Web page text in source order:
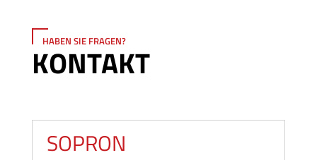
HABEN SIE FRAGEN?
KONTAKT
SOPRON